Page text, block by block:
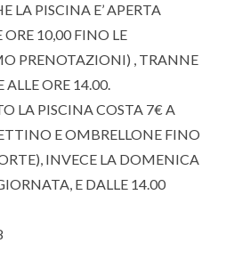
LA PISCINA E’ APERTA
10,00 FINO LE
PRENOTAZIONI) , TRANNE
ALLE ORE 14.00.
LA PISCINA COSTA 7€ A
E OMBRELLONE FINO
INVECE LA DOMENICA
E DALLE 14.00